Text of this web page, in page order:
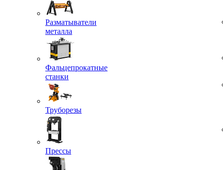
Разматыватели
металла
Фальцепрокатные
станки
Труборезы
Прессы